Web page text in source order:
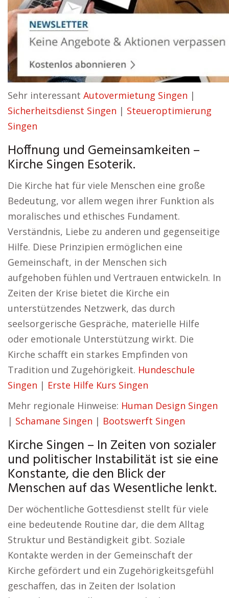
Sehr interessant Autovermietung Singen |
Sicherheitsdienst Singen | Steueroptimierung
Singen
Hoffnung und Gemeinsamkeiten –
Kirche Singen Esoterik.
Die Kirche hat für viele Menschen eine große
Bedeutung, vor allem wegen ihrer Funktion als
moralisches und ethisches Fundament.
Verständnis, Liebe zu anderen und gegenseitige
Hilfe. Diese Prinzipien ermöglichen eine
Gemeinschaft, in der Menschen sich
aufgehoben fühlen und Vertrauen entwickeln. In
Zeiten der Krise bietet die Kirche ein
unterstützendes Netzwerk, das durch
seelsorgerische Gespräche, materielle Hilfe
oder emotionale Unterstützung wirkt. Die
Kirche schafft ein starkes Empfinden von
Tradition und Zugehörigkeit. Hundeschule
Singen | Erste Hilfe Kurs Singen
Mehr regionale Hinweise: Human Design Singen
| Schamane Singen | Bootswerft Singen
Kirche Singen – In Zeiten von sozialer
und politischer Instabilität ist sie eine
Konstante, die den Blick der
Menschen auf das Wesentliche lenkt.
Der wöchentliche Gottesdienst stellt für viele
eine bedeutende Routine dar, die dem Alltag
Struktur und Beständigkeit gibt. Soziale
Kontakte werden in der Gemeinschaft der
Kirche gefördert und ein Zugehörigkeitsgefühl
geschaffen, das in Zeiten der Isolation